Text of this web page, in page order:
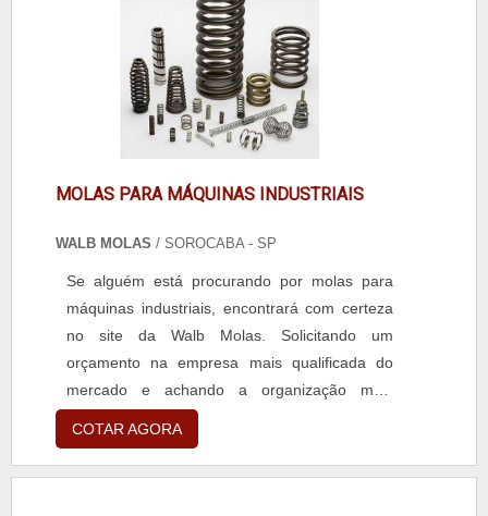
MOLAS PARA MÁQUINAS INDUSTRIAIS
WALB MOLAS / SOROCABA - SP
Se alguém está procurando por molas para
máquinas industriais, encontrará com certeza
no site da Walb Molas. Solicitando um
orçamento na empresa mais qualificada do
mercado e achando a organização mais
competente do ramo.MAIS DETALHES SOBRE
MOLAS PARA MÁQUINAS INDUSTRIAISQuem
COTAR AGORA